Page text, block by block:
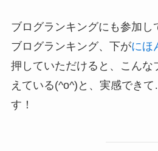
ブログランキングにも参加し
ブログランキング、下がにほ
押していただけると、こんな
えている(^o^)と、実感でき
す！